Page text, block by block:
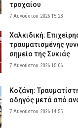
τροχαίου
7 Αυγούστου 2026 15:23
Χαλκιδική:
τραυματισμένης
σημείο της Συκιάς
7 Αυγούστου 2026 15:06
Κοζάνη:
οδηγός μετά από
7 Αυγούστου 2026 14:55